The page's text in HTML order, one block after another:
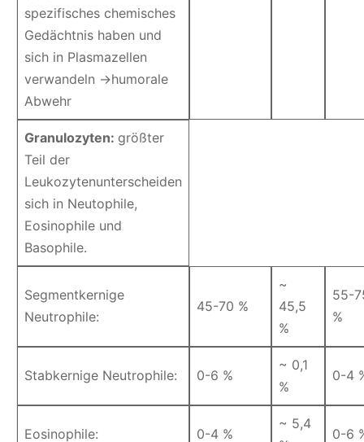
spezifisches chemisches
Gedächtnis haben und
sich in Plasmazellen
verwandeln ->humorale
Abwehr
Granulozyten: größter
Teil der
Leukozytenunterscheiden
sich in Neutophile,
Eosinophile und
Basophile.
Segmentkernige
Neutrophile:
45-70 %
~
45,5
%
55-
%
Stabkernige Neutrophile: 0-6 %
~ 0,1
%
0-4
Eosinophile: 0-4 %
~ 5,4
0-6